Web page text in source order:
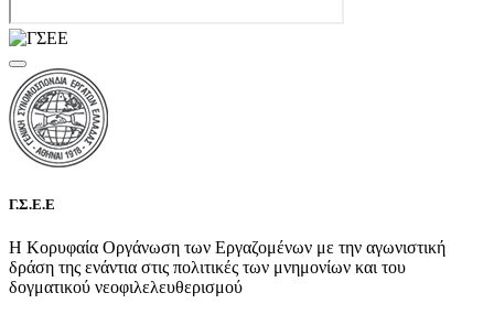
Γ.Σ.Ε.Ε
Η Κορυφαία Οργάνωση των Εργαζομένων με την αγωνιστική
δράση της ενάντια στις πολιτικές των μνημονίων και του
δογματικού νεοφιλελευθερισμού